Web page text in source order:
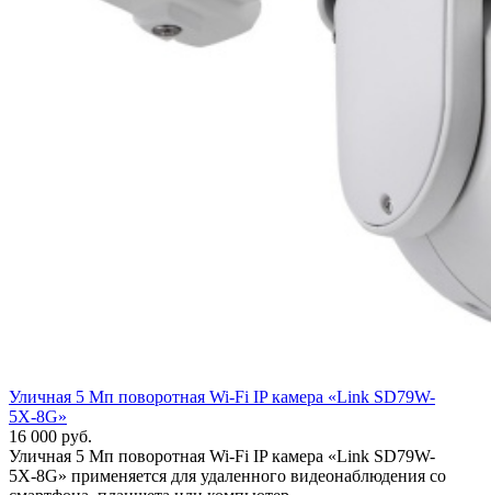
Уличная 5 Мп поворотная Wi-Fi IP камера «Link SD79W-
5Х-8G»
16 000 руб.
Уличная 5 Мп поворотная Wi-Fi IP камера «Link SD79W-
5Х-8G» применяется для удаленного видеонаблюдения со